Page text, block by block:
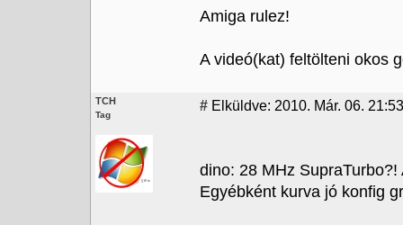
Amiga rulez!
A videó(kat) feltölteni okos
TCH
Tag
# Elküldve: 2010. Már. 06. 21:53
dino: 28 MHz SupraTurbo?!
Egyébként kurva jó konfig